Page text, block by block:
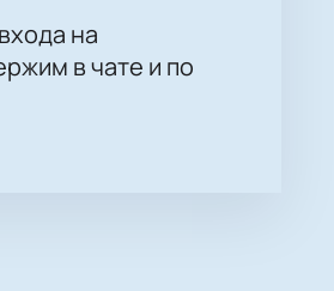
на
в чате и по